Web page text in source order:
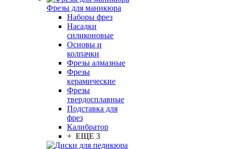
Фрезы для маникюра
Наборы фрез
Насадки
силиконовые
Основы и
колпачки
Фрезы алмазные
Фрезы
керамические
Фрезы
твердосплавные
Подставка для
фрез
Калибратор
+ ЕЩЕ 3